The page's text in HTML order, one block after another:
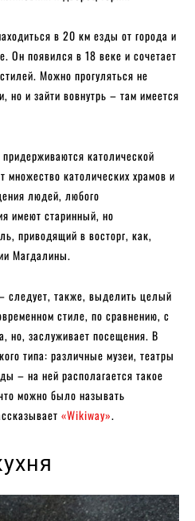
в 20 км езды от города и
Он появился в 18 веке и сочетает
Можно прогуляться не
но и зайти вовнутрь – там имеется
католической
множество католических храмов и
людей, любого
имеют старинный, но
приводящий в восторг, как,
Магдалины.
следует, также, выделить целый
стиле, по сравнению, с
но, заслуживает посещения. В
типа: различные музеи, театры
– на ней располагается такое
можно было называть
«Wikiway».